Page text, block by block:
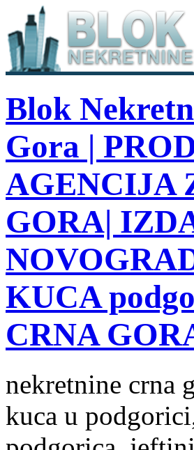
Blok
Gora |
AGENCIJA
GORA|
KUCA
CRNA
nekretnine crna
kuca u